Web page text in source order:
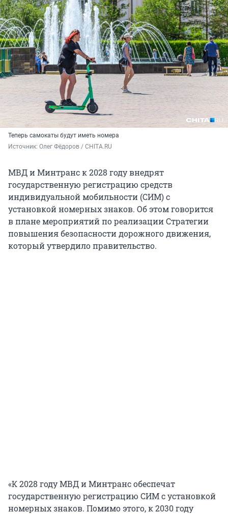
Теперь самокаты будут иметь номера
Источник: Олег Фёдоров / CHITA.RU
МВД и Минтранс к 2028 году внедрят
государственную регистрацию средств
индивидуальной мобильности (СИМ) с
установкой номерных знаков. Об этом говорится
в плане мероприятий по реализации Стратегии
повышения безопасности дорожного движения,
который утвердило правительство.
«К 2028 году МВД и Минтранс обеспечат
государственную регистрацию СИМ с установкой
номерных знаков. Помимо этого, к 2030 году